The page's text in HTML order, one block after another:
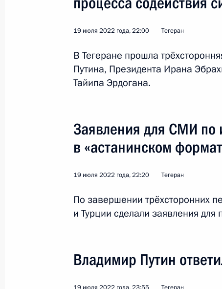
19 июля 2022 года, 22:00
Встреча с Али Хаменеи
19 июля 2022 года, 19:10
19 июля 2022 года, 17:05
Владимир Путин прибыл в Тегеран
18 июля 2022 года, 16:00
19 июля 2022 года, 22:00 Тегеран
В Тегеране прошла
Путина, Президента Ирана
Тайипа Эрдогана.
Заявления для СМИ по
в «астанинском
19 июля 2022 года, 22:20 Тегеран
По завершении трёхсторонних
и Турции сделали заявления
Владимир Путин